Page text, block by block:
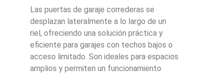
Las puertas de garaje correderas se
desplazan lateralmente a lo largo de un
riel, ofreciendo una solución práctica y
eficiente para garajes con techos bajos o
acceso limitado. Son ideales para espacios
amplios y permiten un funcionamiento